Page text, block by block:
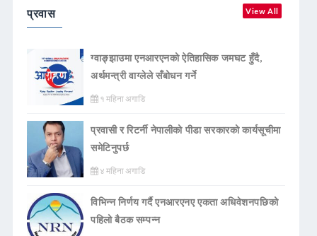
प्रवास View All
ग्वाङ्झाउमा एनआरएनको ऐतिहासिक जमघट हुँदै,
अर्थमन्त्री वाग्लेले सँबोधन गर्ने
१ महिना अगाडि
प्रवासी र रिटर्नी नेपालीको पीडा सरकारको कार्यसूचीमा
समेटिनुपर्छ
४ महिना अगाडि
विभिन्न निर्णय गर्दै एनआरएनए एकता अधिवेशनपछिको
पहिलो बैठक सम्पन्न